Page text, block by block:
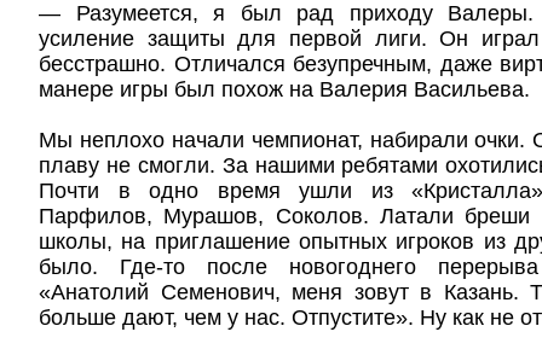
— Разумеется, я был рад приходу Валеры.
усиление защиты для первой лиги. Он играл
бесстрашно. Отличался безупречным, даже
манере игры был похож на Валерия Васильева.
Мы неплохо начали чемпионат, набирали очки.
плаву не смогли. За нашими ребятами
Почти в одно время ушли из
Парфилов, Мурашов, Соколов. Латали бреши
школы, на приглашение опытных игроков из
было. Где-то после новогоднего
«Анатолий Семенович, меня зовут в Казань.
больше дают, чем у нас. Отпустите». Ну как не